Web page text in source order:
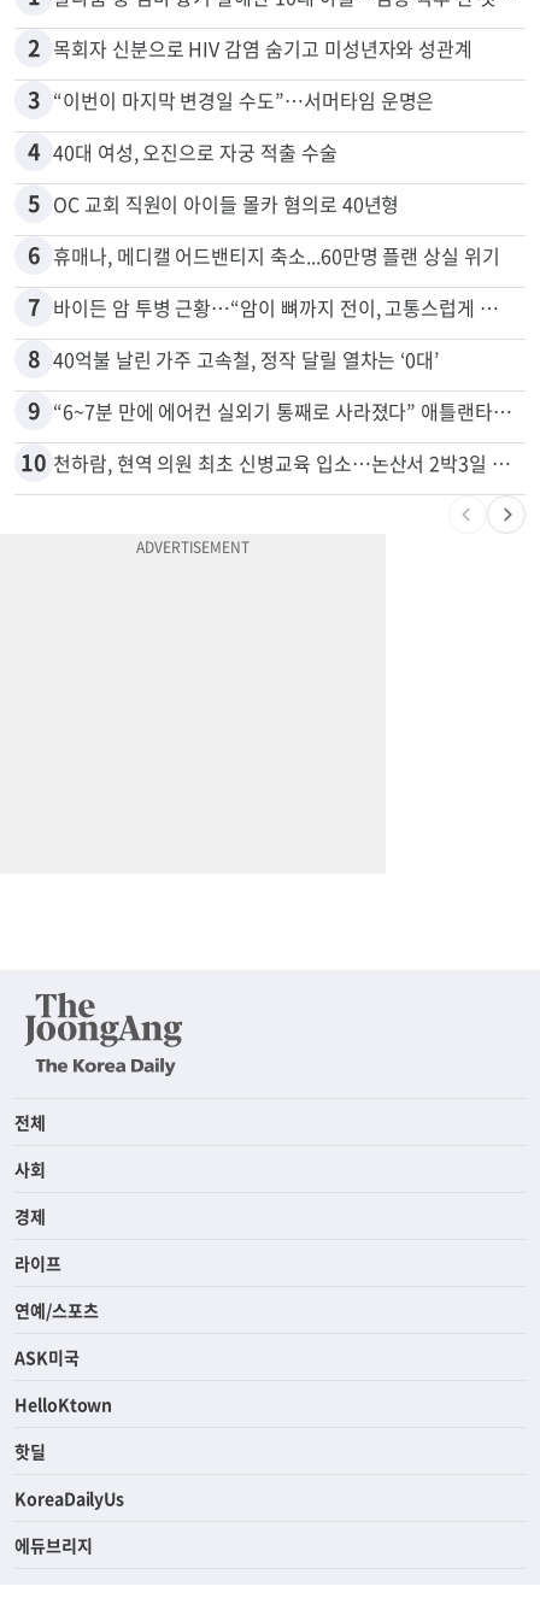
많이 본 뉴스
1
2 목회자 신분으로 HIV 감염 숨기고 미성년자와 성관계
3 “이번이 마지막 변경일 수도”…서머타임 운명은
4 40대 여성, 오진으로 자궁 적출 수술
5 OC 교회 직원이 아이들 몰카 혐의로 40년형
6 휴매나, 메디캘 어드밴티지 축소...60만명 플랜 상실 위기
7
8 40억불 날린 가주 고속철, 정작 달릴 열차는 ‘0대’
9 “6~7분 만에 에어컨 실외기 통째로 사라졌다” 애틀랜타서 실외기 도난 급증
천하람, 현역 의원 최초 신병교육 입소…논산서 2박3일 생활
전체
사회
경제
라이프
연예/스포츠
ASK미국
HelloKtown
핫딜
KoreaDailyUs